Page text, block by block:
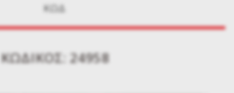
ΚΩΔ
KΩΔΙΚΌΣ: 24958